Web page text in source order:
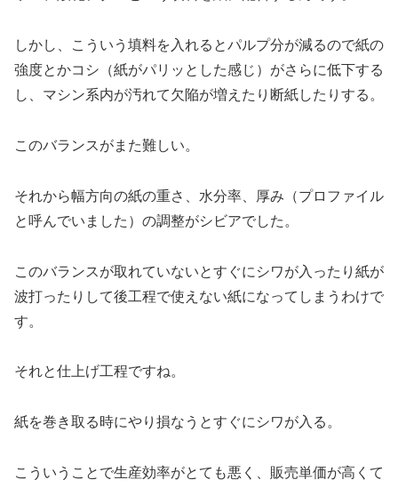
しかし、こういう填料を入れるとパルプ分が減るので紙の
強度とかコシ（紙がパリッとした感じ）がさらに低下する
し、マシン系内が汚れて欠陥が増えたり断紙したりする。
このバランスがまた難しい。
それから幅方向の紙の重さ、水分率、厚み（プロファイル
と呼んでいました）の調整がシビアでした。
このバランスが取れていないとすぐにシワが入ったり紙が
波打ったりして後工程で使えない紙になってしまうわけで
す。
それと仕上げ工程ですね。
紙を巻き取る時にやり損なうとすぐにシワが入る。
こういうことで生産効率がとても悪く、販売単価が高くて